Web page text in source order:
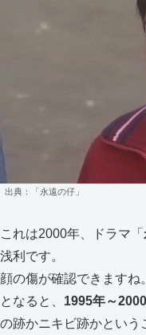
出典：「永遠の仔」
これは2000年、ドラマ「
浅利です。
顔の傷が確認できますね。
となると、 1995年～
の跡かニキビ跡かという